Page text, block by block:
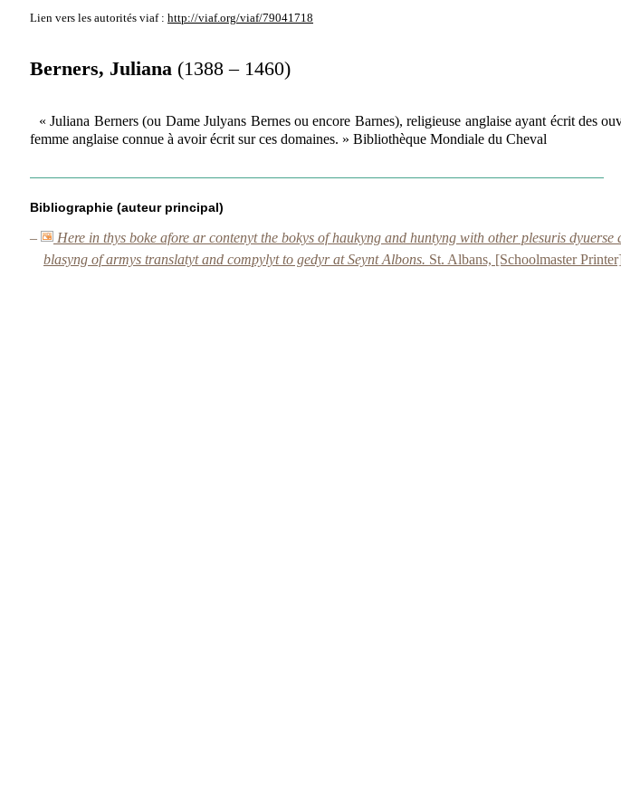
Lien vers les autorités viaf : http://viaf.org/viaf/79041718
Berners, Juliana (1388 – 1460)
« Juliana Berners (ou Dame Julyans Bernes ou encore Barnes), religieuse anglaise ayant écrit des
femme anglaise connue à avoir écrit sur ces domaines. » Bibliothèque Mondiale du Cheval
Bibliographie (auteur principal)
–
Here in thys boke afore ar contenyt the bokys of haukyng and huntyng with other plesuris
blasyng of armys translatyt and compylyt to gedyr at Seynt Albons. St. Albans, [Schoolmaster